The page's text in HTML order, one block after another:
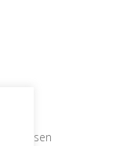
Zenboksen